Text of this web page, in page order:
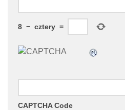
8 − cztery =
CAPTCHA Code